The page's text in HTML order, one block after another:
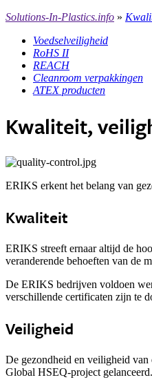
Solutions-In-Plastics.info »
Voedselveiligheid
RoHS II
REACH
Cleanroom verpakkingen
ATEX producten
Kwaliteit,
ERIKS erkent het belang van
Kwaliteit
ERIKS streeft ernaar altijd de
veranderende behoeften van de
De ERIKS bedrijven voldoen
verschillende certificaten zijn te
Veiligheid
De gezondheid en veiligheid van
Global HSEQ-project